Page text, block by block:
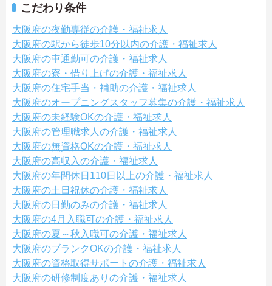
こだわり条件
大阪府の夜勤専従の介護・福祉求人
大阪府の駅から徒歩10分以内の介護・福祉求人
大阪府の車通勤可の介護・福祉求人
大阪府の寮・借り上げの介護・福祉求人
大阪府の住宅手当・補助の介護・福祉求人
大阪府のオープニングスタッフ募集の介護・福祉求人
大阪府の未経験OKの介護・福祉求人
大阪府の管理職求人の介護・福祉求人
大阪府の無資格OKの介護・福祉求人
大阪府の高収入の介護・福祉求人
大阪府の年間休日110日以上の介護・福祉求人
大阪府の土日祝休の介護・福祉求人
大阪府の日勤のみの介護・福祉求人
大阪府の4月入職可の介護・福祉求人
大阪府の夏～秋入職可の介護・福祉求人
大阪府のブランクOKの介護・福祉求人
大阪府の資格取得サポートの介護・福祉求人
大阪府の研修制度ありの介護・福祉求人